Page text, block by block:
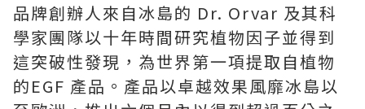
品牌創辦人來自冰島的 Dr. Orvar 及其科
學家團隊以十年時間研究植物因子並得到
這突破性發現，為世界第一項提取自植物
的EGF 產品。產品以卓越效果風靡冰島以